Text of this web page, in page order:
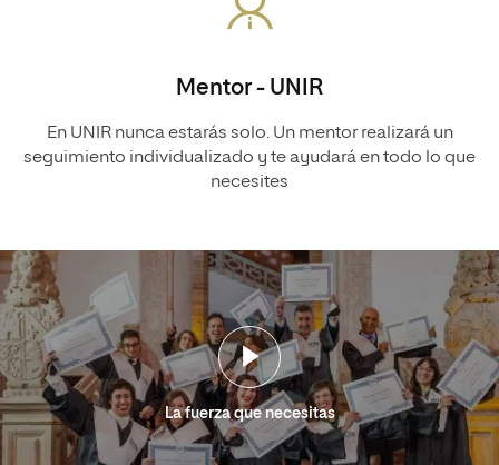
Mentor - UNIR
En UNIR nunca estarás solo. Un mentor realizará un
seguimiento individualizado y te ayudará en todo lo que
necesites
La fuerza que necesitas